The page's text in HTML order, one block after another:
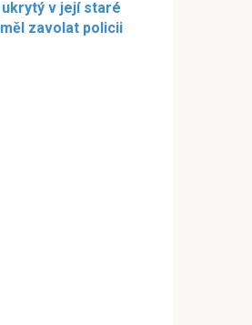
v její staré
zavolat policii